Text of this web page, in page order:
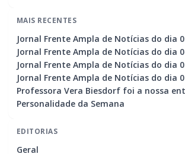
MAIS RECENTES
Jornal Frente Ampla de Notícias do dia
Jornal Frente Ampla de Notícias do dia
Jornal Frente Ampla de Notícias do dia
Jornal Frente Ampla de Notícias do dia
Professora Vera Biesdorf foi a nossa
Personalidade da Semana
EDITORIAS
Geral